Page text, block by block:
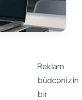
Reklam
büdcənizin
bir